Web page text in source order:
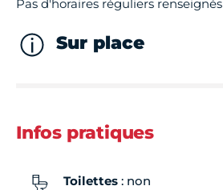
Pas d'horaires réguliers renseignés
Sur place
Infos pratiques
Toilettes : non